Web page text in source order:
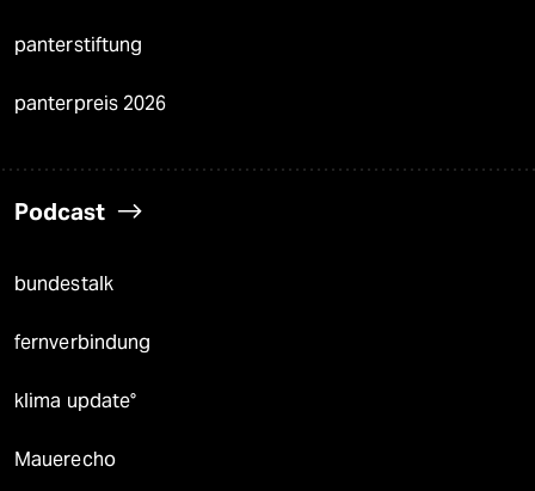
panterstiftung
panterpreis 2026
Podcast
bundestalk
fernverbindung
klima update°
Mauerecho